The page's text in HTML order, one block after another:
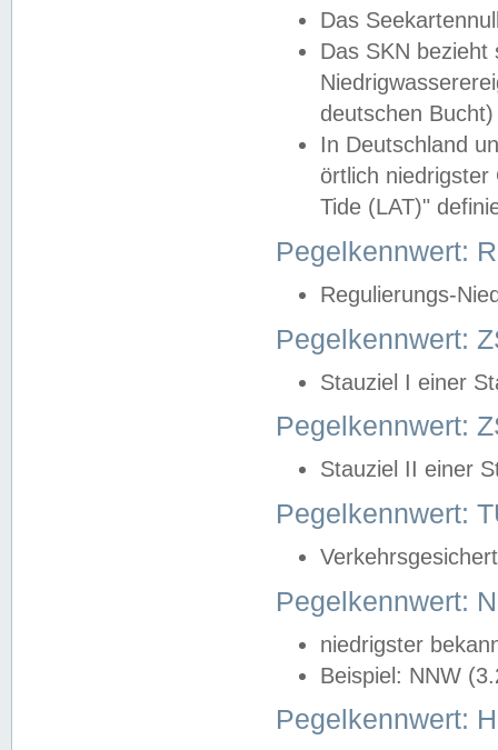
Das
Das SKN
deutschen
In Deutschland
örtlich
Tide (LAT)"
Pegelkennwert:
Regulierungs-
Pegelkennwert:
Stauziel I einer
Pegelkennwert:
Stauziel II einer
Pegelkennwert:
Pegelkennwert:
niedrigster
Beispiel: NNW
Pegelkennwert: